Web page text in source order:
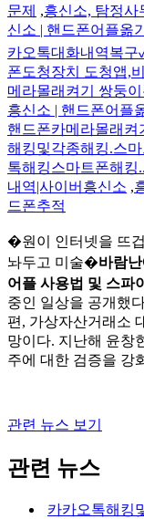
문제 ,흥신소, 탐정사
신소 | 핸드폰어플옮
카오톡대화내역복
폰도청장치 도청앱,
메라몰래켜기 쌍둥
흥신소 | 핸드폰어플
핸드폰카메라몰래켜
해킹및각종해킹.스
톡해킹스마트폰해킹
내역|사이버흥신소 ,
드폰추적
�원이 인터넷을 뜨
놔두고 미술�바람
어플 사용법 및 스파
중인 일상을 공개했
편, 가상자산거래소
망이다. 지난해 윤창
주에 대한 검증을 강
관련 뉴스 보기
관련 뉴스
카카오톡해킹